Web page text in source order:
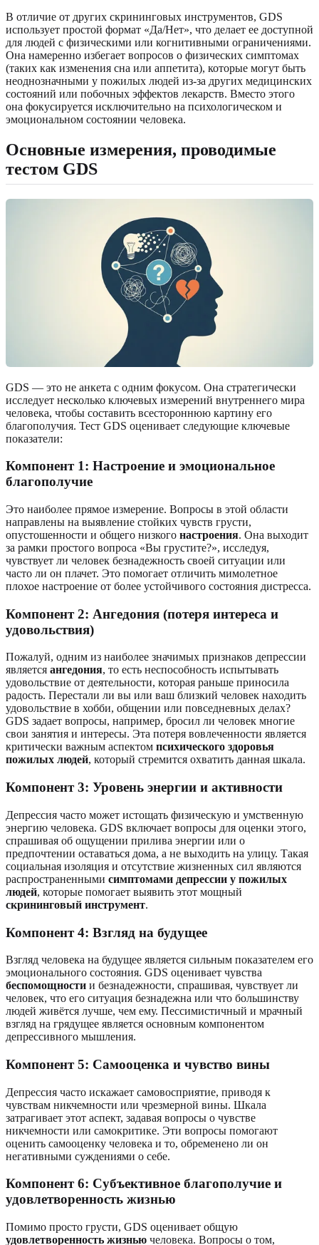
В отличие от других скрининговых инструментов, GDS
использует простой формат «Да/Нет», что делает ее доступной
для людей с физическими или когнитивными ограничениями.
Она намеренно избегает вопросов о физических симптомах
(таких как изменения сна или аппетита), которые могут быть
неоднозначными у пожилых людей из-за других медицинских
состояний или побочных эффектов лекарств. Вместо этого
она фокусируется исключительно на психологическом и
эмоциональном состоянии человека.
Основные измерения, проводимые
тестом GDS
GDS — это не анкета с одним фокусом. Она стратегически
исследует несколько ключевых измерений внутреннего мира
человека, чтобы составить всестороннюю картину его
благополучия. Тест GDS оценивает следующие ключевые
показатели:
Компонент 1: Настроение и эмоциональное
благополучие
Это наиболее прямое измерение. Вопросы в этой области
направлены на выявление стойких чувств грусти,
опустошенности и общего низкого настроения. Она выходит
за рамки простого вопроса «Вы грустите?», исследуя,
чувствует ли человек безнадежность своей ситуации или
часто ли он плачет. Это помогает отличить мимолетное
плохое настроение от более устойчивого состояния дистресса.
Компонент 2: Ангедония (потеря интереса и
удовольствия)
Пожалуй, одним из наиболее значимых признаков депрессии
является ангедония, то есть неспособность испытывать
удовольствие от деятельности, которая раньше приносила
радость. Перестали ли вы или ваш близкий человек находить
удовольствие в хобби, общении или повседневных делах?
GDS задает вопросы, например, бросил ли человек многие
свои занятия и интересы. Эта потеря вовлеченности является
критически важным аспектом психического здоровья
пожилых людей, который стремится охватить данная шкала.
Компонент 3: Уровень энергии и активности
Депрессия часто может истощать физическую и умственную
энергию человека. GDS включает вопросы для оценки этого,
спрашивая об ощущении прилива энергии или о
предпочтении оставаться дома, а не выходить на улицу. Такая
социальная изоляция и отсутствие жизненных сил являются
распространенными симптомами депрессии у пожилых
людей, которые помогает выявить этот мощный
скрининговый инструмент.
Компонент 4: Взгляд на будущее
Взгляд человека на будущее является сильным показателем его
эмоционального состояния. GDS оценивает чувства
беспомощности и безнадежности, спрашивая, чувствует ли
человек, что его ситуация безнадежна или что большинству
людей живётся лучше, чем ему. Пессимистичный и мрачный
взгляд на грядущее является основным компонентом
депрессивного мышления.
Компонент 5: Самооценка и чувство вины
Депрессия часто искажает самовосприятие, приводя к
чувствам никчемности или чрезмерной вины. Шкала
затрагивает этот аспект, задавая вопросы о чувстве
никчемности или самокритике. Эти вопросы помогают
оценить самооценку человека и то, обременено ли он
негативными суждениями о себе.
Компонент 6: Субъективное благополучие и
удовлетворенность жизнью
Помимо просто грусти, GDS оценивает общую
удовлетворенность жизнью человека. Вопросы о том,